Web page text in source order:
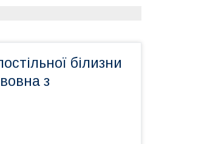
білизни
з